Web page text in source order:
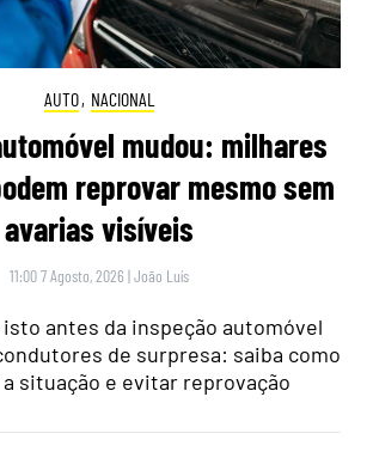
AUTO, NACIONAL
mudou: milhares
reprovar mesmo sem
avarias visíveis
11:00 7 Agosto, 2026 |João Luís
antes da inspeção automóvel
de surpresa: saiba como
situação e evitar reprovação